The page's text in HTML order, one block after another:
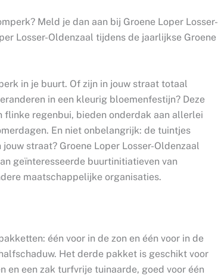
Meld je dan aan bij Groene Loper Losser-
Losser-Oldenzaal tijdens de jaarlijkse Groene
in je buurt. Of zijn in jouw straat totaal
in een kleurig bloemenfestijn? Deze
flinke regenbui, bieden onderdak aan allerlei
En niet onbelangrijk: de tuintjes
straat? Groene Loper Losser-Oldenzaal
geïnteresseerde buurtinitiatieven van
maatschappelijke organisaties.
één voor in de zon en één voor in de
Het derde pakket is geschikt voor
en een zak turfvrije tuinaarde, goed voor één